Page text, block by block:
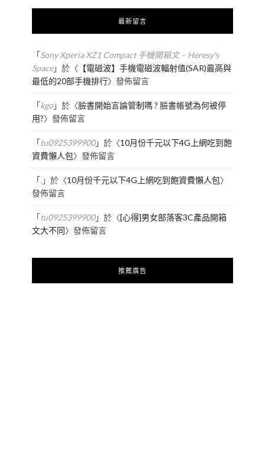
最新留言
「Sony Xperia XZ1 Compact 手機開箱文 – Heresy's
Space」於〈 【電磁波】手機電磁波輻射值(SAR)最高與
最低的20部手機排行〉發佈留言
「kgo」於〈臉書開始言論管制嗎 ? 臉書帳號為何被停
用?〉發佈留言
「tu0925399900」於〈10月份千元以下4G上網吃到飽
資費懶人包〉發佈留言
「.」於〈10月份千元以下4G上網吃到飽資費懶人包〉
發佈留言
「tu0925399900」於〈[心得]男女部落客3C產品開箱
文大不同〉發佈留言
推薦廣告